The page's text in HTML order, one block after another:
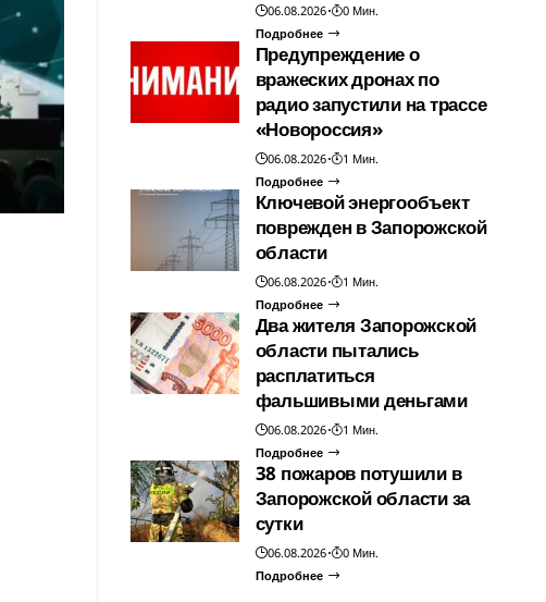
06.08.2026
0 Мин.
Подробнее
Предупреждение о
вражеских дронах по
радио запустили на трассе
«Новороссия»
06.08.2026
1 Мин.
Подробнее
Ключевой энергообъект
поврежден в Запорожской
области
06.08.2026
1 Мин.
Подробнее
Два жителя Запорожской
области пытались
расплатиться
фальшивыми деньгами
06.08.2026
1 Мин.
Подробнее
38 пожаров потушили в
Запорожской области за
сутки
06.08.2026
0 Мин.
Подробнее